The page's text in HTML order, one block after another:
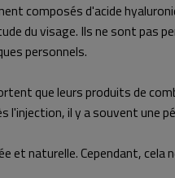
composés d'acide
du visage. Ils ne sont pas
personnels.
que leurs produits de
l'injection, il y a souvent
et naturelle. Cependant,